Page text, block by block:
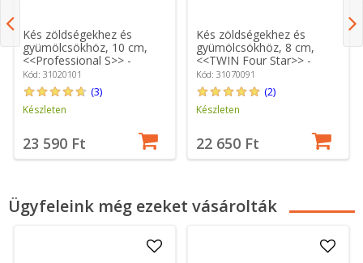
Kés zöldségekhez és
gyümölcsökhöz, 10 cm,
<<Professional S>> -
Zwilling
Kód: 31020101
(3)
Készleten
23 590 Ft
Kés zöldségekhez és
gyümölcsökhöz, 8 cm,
<<TWIN Four Star>> -
Zwilling
Kód: 31070091
(2)
Készleten
22 650 Ft
Ügyfeleink még ezeket vásárolták